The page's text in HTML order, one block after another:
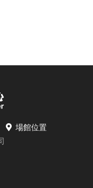
身感受國際賽事氛
！ 場館位置